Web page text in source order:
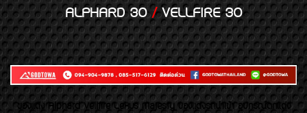
ALPHARD 30/VELLFIRE 30
ของเเต่ง Alphard Vellfire Lexus Majesty ของเเต่งรถนำเข้า อุปกรณ์ตกแต่ง